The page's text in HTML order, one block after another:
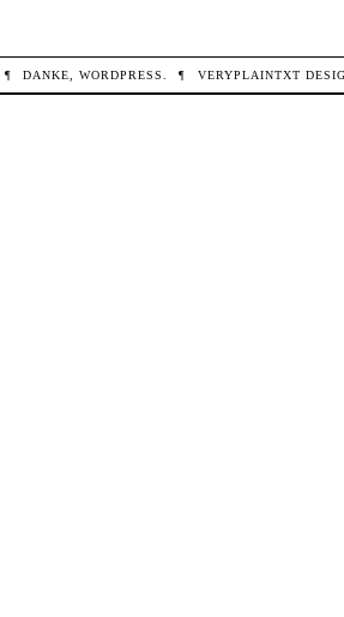
¶ DANKE,WORDPRESS ¶ VERYPLAINTXT